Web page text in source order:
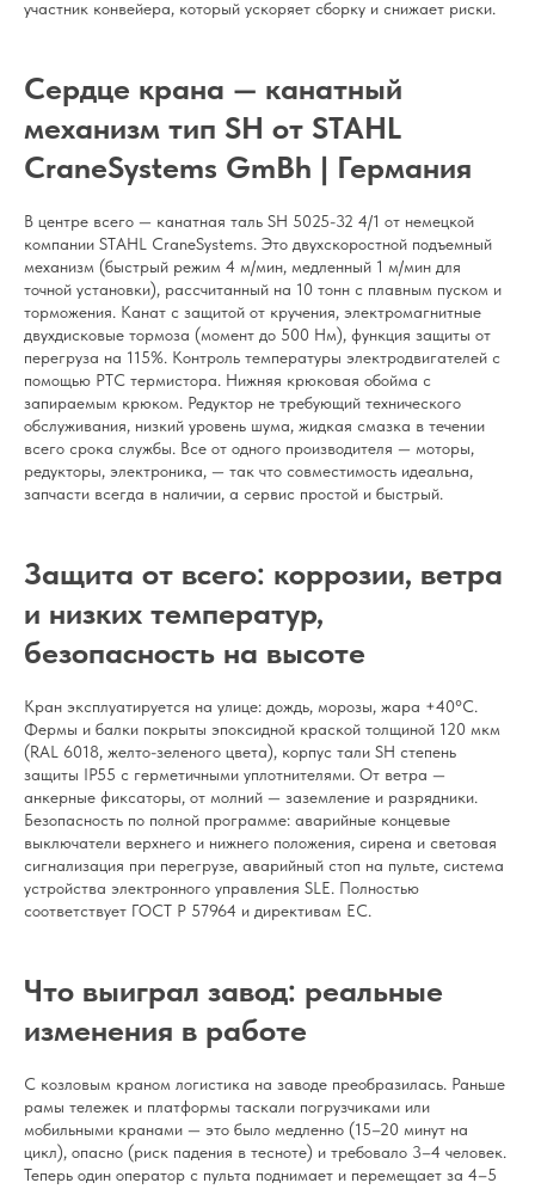
участник конвейера, который ускоряет сборку и снижает риски.
Сердце крана — канатный
механизм тип SH от STAHL
CraneSystems GmBh | Германия
В центре всего — канатная таль SH 5025-32 4/1 от немецкой
компании STAHL CraneSystems. Это двухскоростной подъемный
механизм (быстрый режим 4 м/мин, медленный 1 м/мин для
точной установки), рассчитанный на 10 тонн с плавным пуском и
торможения. Канат c защитой от кручения, электромагнитные
двухдисковые тормоза (момент до 500 Нм), функция защиты от
перегруза на 115%. Контроль температуры электродвигателей с
помощью РТС термистора. Нижняя крюковая обойма с
запираемым крюком. Редуктор не требующий технического
обслуживания, низкий уровень шума, жидкая смазка в течении
всего срока службы. Все от одного производителя — моторы,
редукторы, электроника, — так что совместимость идеальна,
запчасти всегда в наличии, а сервис простой и быстрый.
Защита от всего: коррозии, ветра
и низких температур,
безопасность на высоте
Кран эксплуатируется на улице: дождь, морозы, жара +40°C.
Фермы и балки покрыты эпоксидной краской толщиной 120 мкм
(RAL 6018, желто-зеленого цвета), корпус тали SH степень
защиты IP55 с герметичными уплотнителями. От ветра —
анкерные фиксаторы, от молний — заземление и разрядники.
Безопасность по полной программе: аварийные концевые
выключатели верхнего и нижнего положения, сирена и световая
сигнализация при перегрузе, аварийный стоп на пульте, система
устройства электронного управления SLE. Полностью
соответствует ГОСТ Р 57964 и директивам ЕС.
Что выиграл завод: реальные
изменения в работе
С козловым краном логистика на заводе преобразилась. Раньше
рамы тележек и платформы таскали погрузчиками или
мобильными кранами — это было медленно (15–20 минут на
цикл), опасно (риск падения в тесноте) и требовало 3–4 человек.
Теперь один оператор с пульта поднимает и перемещает за 4–5